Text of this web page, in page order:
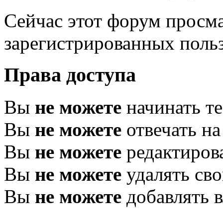
Сейчас этот форум
зарегистрированных
Права доступа
Вы не можете начинать
Вы не можете отвечать
Вы не можете
Вы не можете удалять
Вы не можете добавлять